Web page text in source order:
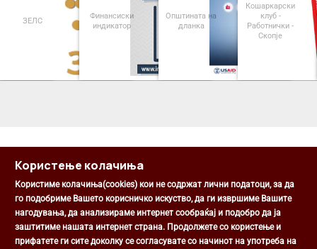
ЗЕЛС
Финансиски
индикатор
Општината на
дланка
Кошаркарски
клуб -
Работнички -
Скопје
Општина Центар
Михаил Цоков бр. 1, Скопје
Користење колачиња
Користиме колачиња(cookies) кои не содржат лични податоци, за да
го подобриме Вашето корисничко искуство, да ги извршиме Вашите
нагодувања, да анализираме интернет сообраќај и подобро да ја
заштитиме нашата интернет страна. Продолжете со користење и
прифатете ги сите доколку се согласувате со начинот на употреба на